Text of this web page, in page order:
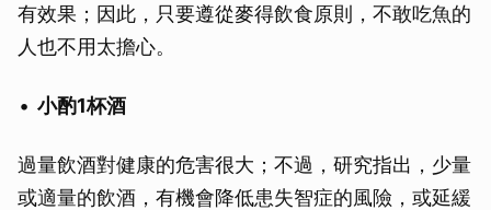
有效果；因此，只要遵從麥得飲食原則，不敢吃魚的
人也不用太擔心。
小酌1杯酒
過量飲酒對健康的危害很大；不過，研究指出，少量
或適量的飲酒，有機會降低患失智症的風險，或延緩